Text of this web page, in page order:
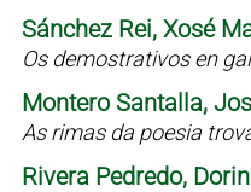
Sánchez Rei, Xosé
Os demostrativos en
Montero Santalla,
As rimas da poesia
Rivera Pedredo,